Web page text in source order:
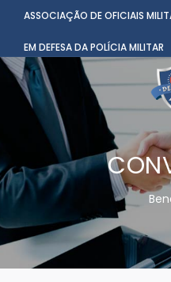
ASSOCIAÇÃO DE OFICIAIS
EM DEFESA DA POLÍCIA MILITAR
HOME
INSTITUCIONAL
BENEFÍCIOS
NOTÌCIAS
COMUNICAÇÃO